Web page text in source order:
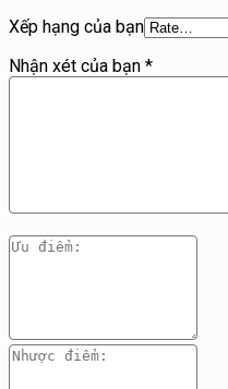
Xếp hạng của bạn
Nhận xét của bạn *